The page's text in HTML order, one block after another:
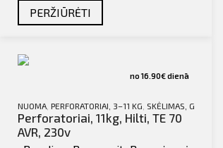
PERŽIŪRĖTI
no 16.90€ dienā
NUOMA PERFORATORIAI, 3–11 KG SKĖLIMAS,
Perforatoriai, 11kg, Hilti, TE 70
AVR, 230v